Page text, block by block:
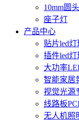
10mm圆
座子灯
产品中心
贴片led灯
插件led灯
大功率
智能家居
视觉光源
线路板
无人机照